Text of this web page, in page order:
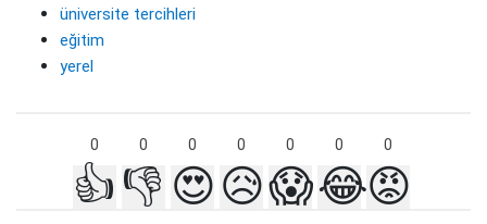
üniversite tercihleri
eğitim
yerel
0 0 0 0 0 0 0
👍 👎 😍😥😱😂😡